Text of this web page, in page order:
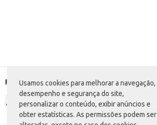
Usamos cookies para melhorar a navegação,
desempenho e segurança do site,
personalizar o conteúdo, exibir anúncios e
obter estatísticas. As permissões podem ser
Formas de pagamento